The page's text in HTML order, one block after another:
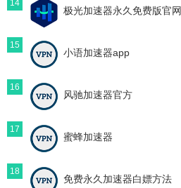
14
极光加速器永久免费版官网
15
小语加速器app
16
风驰加速器官方
17
蜜蜂加速器
18
免费永久加速器白嫖方法